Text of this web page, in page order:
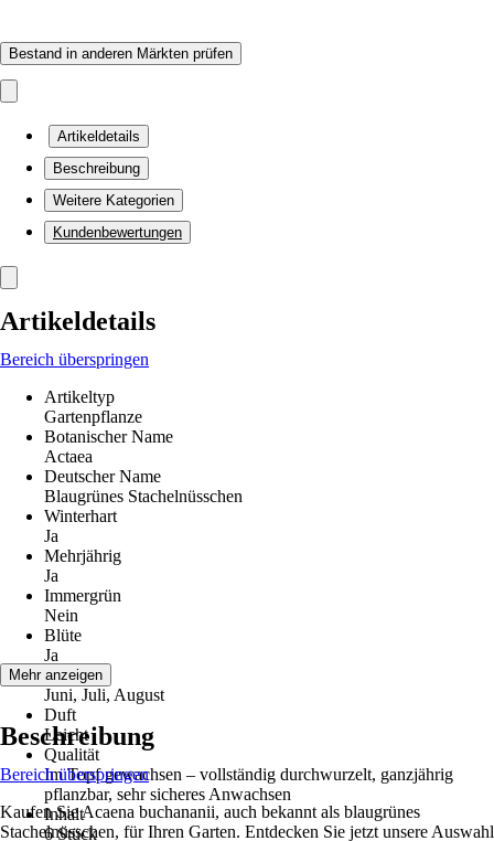
Bestand in anderen Märkten prüfen
Artikeldetails
Beschreibung
Weitere Kategorien
Kundenbewertungen
Artikeldetails
Bereich überspringen
Artikeltyp
Gartenpflanze
Botanischer Name
Actaea
Deutscher Name
Blaugrünes Stachelnüsschen
Winterhart
Ja
Mehrjährig
Ja
Immergrün
Nein
Blüte
Ja
Blütezeit
Juni, Juli, August
Duft
Leicht
Qualität
Im Topf gewachsen – vollständig durchwurzelt, ganzjährig
pflanzbar, sehr sicheres Anwachsen
Inhalt
6 Stück
Mehr anzeigen
Beschreibung
Bereich überspringen
Kaufen Sie Acaena buchananii, auch bekannt als blaugrünes
Stachelnüsschen, für Ihren Garten. Entdecken Sie jetzt unsere Auswahl